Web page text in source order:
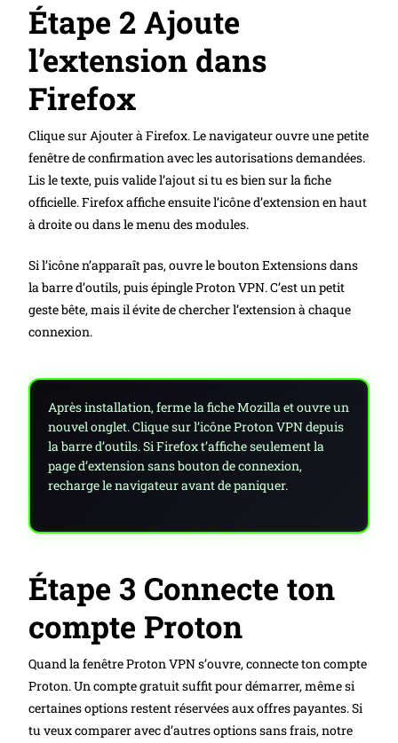
Étape 2 Ajoute
l’extension dans
Firefox
Clique sur Ajouter à Firefox. Le navigateur ouvre une petite
fenêtre de confirmation avec les autorisations demandées.
Lis le texte, puis valide l’ajout si tu es bien sur la fiche
officielle. Firefox affiche ensuite l’icône d’extension en haut
à droite ou dans le menu des modules.
Si l’icône n’apparaît pas, ouvre le bouton Extensions dans
la barre d’outils, puis épingle Proton VPN. C’est un petit
geste bête, mais il évite de chercher l’extension à chaque
connexion.
Après installation, ferme la fiche Mozilla et ouvre un
nouvel onglet. Clique sur l’icône Proton VPN depuis
la barre d’outils. Si Firefox t’affiche seulement la
page d’extension sans bouton de connexion,
recharge le navigateur avant de paniquer.
Étape 3 Connecte ton
compte Proton
Quand la fenêtre Proton VPN s’ouvre, connecte ton compte
Proton. Un compte gratuit suffit pour démarrer, même si
certaines options restent réservées aux offres payantes. Si
tu veux comparer avec d’autres options sans frais, notre